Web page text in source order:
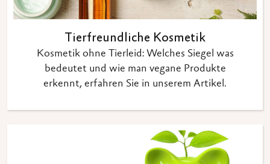
Tierfreundliche Kosmetik
Kosmetik ohne Tierleid: Welches Siegel was
bedeutet und wie man vegane Produkte
erkennt, erfahren Sie in unserem Artikel.